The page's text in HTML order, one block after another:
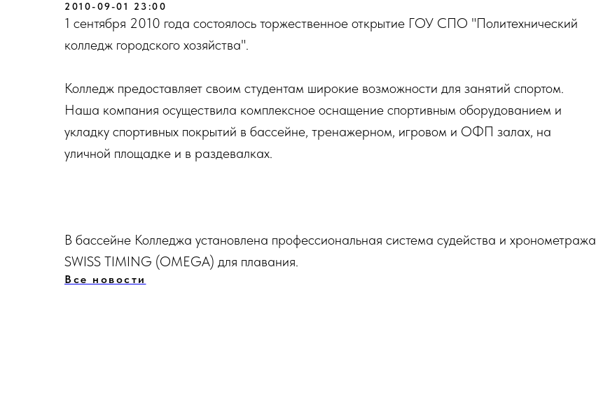
2010-09-01 23:00
1 сентября 2010 года состоялось торжественное открытие ГОУ СПО "Политехнический
колледж городского хозяйства".
Колледж предоставляет своим студентам широкие возможности для занятий спортом.
Наша компания осуществила комплексное оснащение спортивным оборудованием и
укладку спортивных покрытий в бассейне, тренажерном, игровом и ОФП залах, на
уличной площадке и в раздевалках.
В бассейне Колледжа установлена профессиональная система судейства и хронометража
SWISS TIMING (OMEGA) для плавания.
Все новости